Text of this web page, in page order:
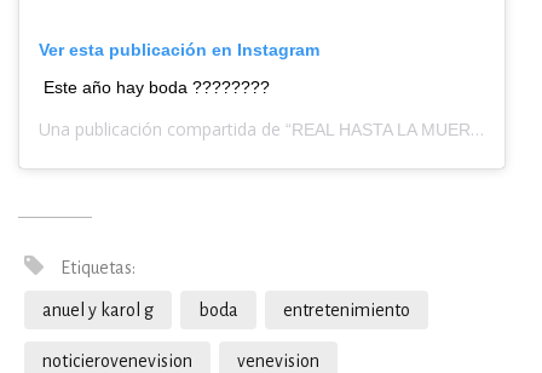
Ver esta publicación en Instagram
Este año hay boda ????????
Una publicación compartida de “REAL HASTA LA MUERTE”
Etiquetas:
anuel y karol g boda entretenimiento
noticierovenevision venevision